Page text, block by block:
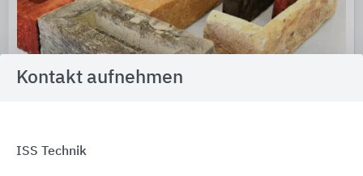
Kontakt aufnehmen
ISS Technik